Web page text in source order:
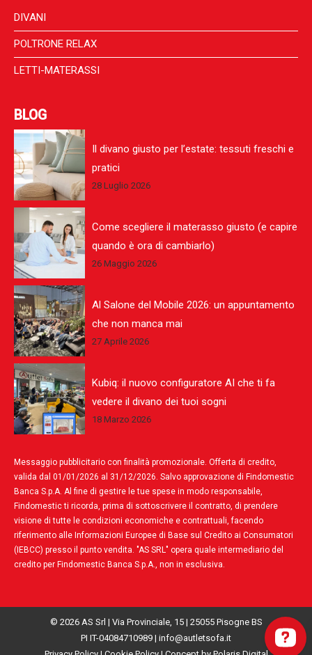
DIVANI
POLTRONE RELAX
LETTI-MATERASSI
BLOG
Il divano giusto per l’estate: tessuti freschi e
pratici
28 Luglio 2026
Come scegliere il materasso giusto (e capire
quando è ora di cambiarlo)
26 Maggio 2026
Al Salone del Mobile 2026: un appuntamento
che non manca mai
27 Aprile 2026
Kubiq: il nuovo configuratore AI che ti fa
vedere il divano dei tuoi sogni
18 Marzo 2026
Messaggio pubblicitario con finalità promozionale. Offerta di credito,
valida dal 01/01/2026 al 31/12/2026. Salvo approvazione di Findomestic
Banca S.p.A. Al fine di gestire le tue spese in modo responsabile,
Findomestic ti ricorda, prima di sottoscrivere il contratto, di prendere
visione di tutte le condizioni economiche e contrattuali, facendo
riferimento alle Informazioni Europee di Base sul Credito ai Consumatori
(IEBCC) presso il punto vendita. "AS SRL" opera quale intermediario del
credito per Findomestic Banca S.p.A., non in esclusiva.
© 2026 AS Srl | Via Provinciale, 15 | 25055 Pisogne BS
PI IT-04084710989 | info@autletsofa.it